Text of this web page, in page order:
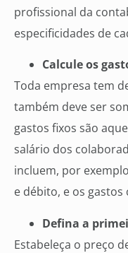
profissional da
especificidades de
Calcule os
Toda empresa tem
também deve ser
gastos fixos são
salário dos
incluem, por
e débito, e os gastos
Defina a
Estabeleça o preço